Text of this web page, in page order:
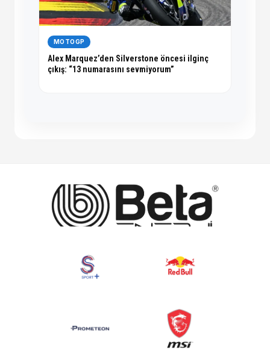
MOTOGP
Alex Marquez’den Silverstone öncesi ilginç
çıkış: “13 numarasını sevmiyorum”